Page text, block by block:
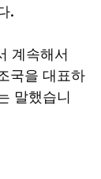
.
계속해서
국을 대표하
말했습니